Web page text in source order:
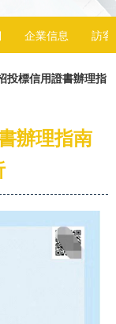
企業信息 訪客
投標信用證書辦理指
辦理指南